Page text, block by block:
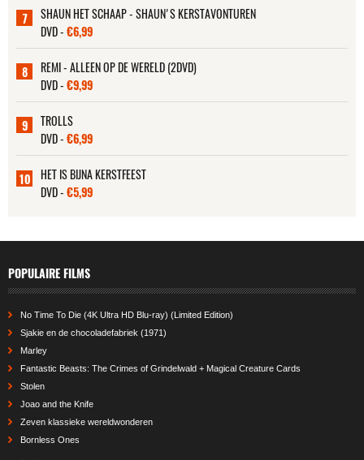
7
SHAUN HET SCHAAP - SHAUN'S KERSTAVONTUREN
DVD -€6,99
8
REMI - ALLEEN OP DE WERELD (2DVD)
DVD -€9,99
9
TROLLS
DVD -€6,99
10
HET IS BIJNA KERSTFEEST
DVD -€5,99
POPULAIRE FILMS
No Time To Die (4K Ultra HD Blu-ray) (Limited Edition)
Sjakie en de chocoladefabriek (1971)
Marley
Fantastic Beasts: The Crimes of Grindelwald + Magical Creature Cards
Stolen
Joao and the Knife
Zeven klassieke wereldwonderen
Bornless Ones